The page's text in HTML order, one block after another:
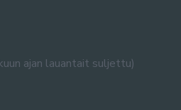
ajan lauantait suljettu)